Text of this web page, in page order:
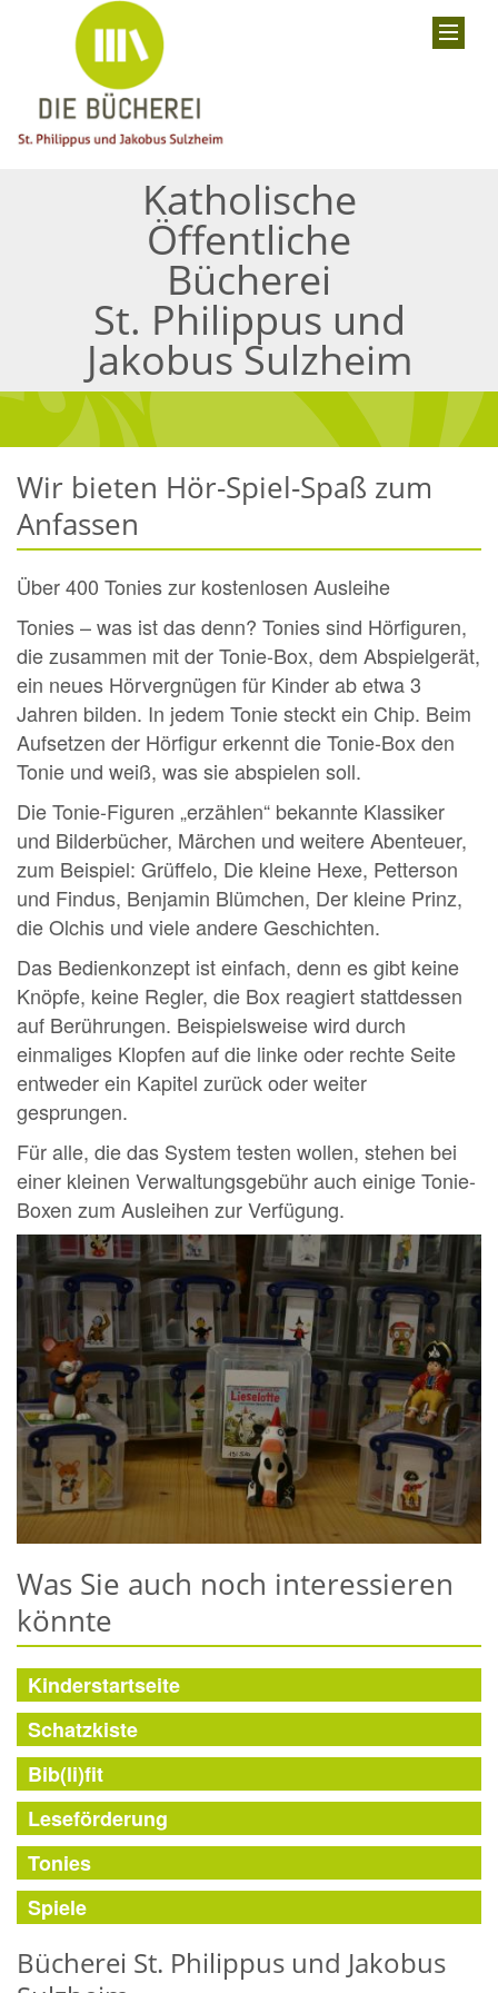
Katholische
Öffentliche
Bücherei
St. Philippus und
Jakobus Sulzheim
Wir bieten Hör-Spiel-Spaß zum
Anfassen
Über 400 Tonies zur kostenlosen Ausleihe
Tonies – was ist das denn? Tonies sind Hörfiguren,
die zusammen mit der Tonie-Box, dem Abspielgerät,
ein neues Hörvergnügen für Kinder ab etwa 3
Jahren bilden. In jedem Tonie steckt ein Chip. Beim
Aufsetzen der Hörfigur erkennt die Tonie-Box den
Tonie und weiß, was sie abspielen soll.
Die Tonie-Figuren „erzählen“ bekannte Klassiker
und Bilderbücher, Märchen und weitere Abenteuer,
zum Beispiel: Grüffelo, Die kleine Hexe, Petterson
und Findus, Benjamin Blümchen, Der kleine Prinz,
die Olchis und viele andere Geschichten.
Das Bedienkonzept ist einfach, denn es gibt keine
Knöpfe, keine Regler, die Box reagiert stattdessen
auf Berührungen. Beispielsweise wird durch
einmaliges Klopfen auf die linke oder rechte Seite
entweder ein Kapitel zurück oder weiter
gesprungen.
Für alle, die das System testen wollen, stehen bei
einer kleinen Verwaltungsgebühr auch einige Tonie-
Boxen zum Ausleihen zur Verfügung.
Was Sie auch noch interessieren
könnte
Kinderstartseite
Schatzkiste
Bib(li)fit
Leseförderung
Tonies
Spiele
Bücherei St. Philippus und Jakobus